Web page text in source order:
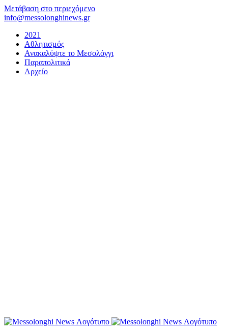
Μετάβαση στο περιεχόμενο
info@messolonghinews.gr
2021
Αθλητισμός
Ανακαλύψτε το Μεσολόγγι
Παραπολιτικά
Αρχείο